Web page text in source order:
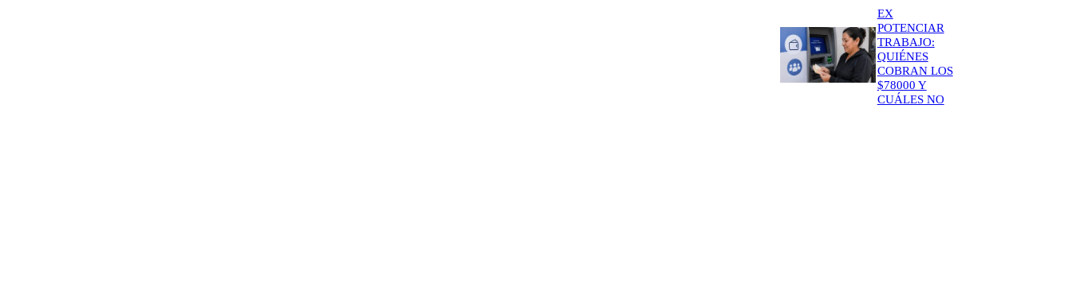
EX
POTENCIAR
TRABAJO:
QUIÉNES
COBRAN LOS
$78000 Y
CUÁLES NO